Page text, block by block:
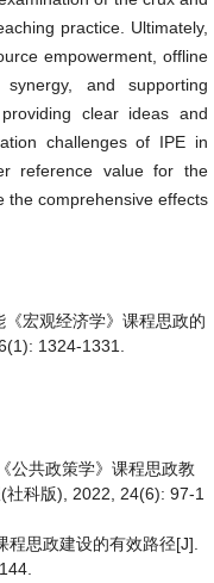
practice. Ultimately,
empowerment, offline
and supporting
clear ideas and
challenges of IPE in
reference value for the
the comprehensive effects
宏观经济学》课程思政的
1324-1331.
公共政策学》课程思政教
社科版), 2022, 24(6): 97-1
程思政建设的有效路径[J].